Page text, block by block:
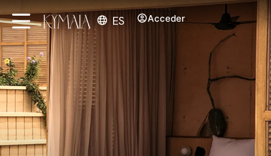
ES Acceder